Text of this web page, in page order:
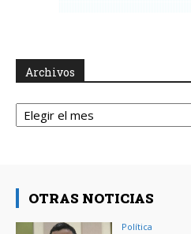
Archivos
Archivos
OTRAS NOTICIAS
Política